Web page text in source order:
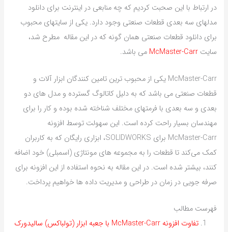
در ارتباط با این صحبت کردیم که چه منابعی در اینترنت برای دانلود
مدلهای سه بعدی قطعات صنعتی وجود دارد. یکی از سایتهای محبوب
برای دانلود قطعات صنعتی همان گونه که در این مقاله مطرح شد،
سایتMcMaster-Carr می باشد.
McMaster-Carr یکی از محبوب ترین تامین کنندگان ابزار آلات و
قطعات صنعتی می باشد که به دلیل کاتالوگ گسترده و مدل های دو
بعدی و سه بعدی با فرمتهای مختلف شناخته شده بوده و کار را برای
مهندسان بسیار راحت کرده است. این سهولت توسط افزونه
McMaster-Carr برای SOLIDWORKS، ابزاری رایگان که به کاربران
کمک می‌کند تا قطعات را به مجموعه های مونتاژی (اسمبلی) خود اضافه
کنند، بیشتر شده است. در این مقاله به نحوه استفاده از این افزونه برای
صرفه جویی در زمان در طراحی و مدیریت داده ها خواهیم پرداخت.
فهرست مطالب
تفاوت افزونه McMaster-Carr با جعبه ابزار (تولباکس) سالیدورک